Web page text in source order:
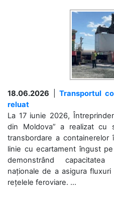
18.06.2026
Transportul
reluat
La 17 iunie 2026,
din Moldova” a realizat cu
transbordare a
linie cu ecartament îngust
demonstrând capacitatea
naționale de a asigura
rețelele feroviare. ...